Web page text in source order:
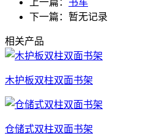
下一篇：暂无记录
相关产品
木护板双柱双面书架
仓储式双柱双面书架